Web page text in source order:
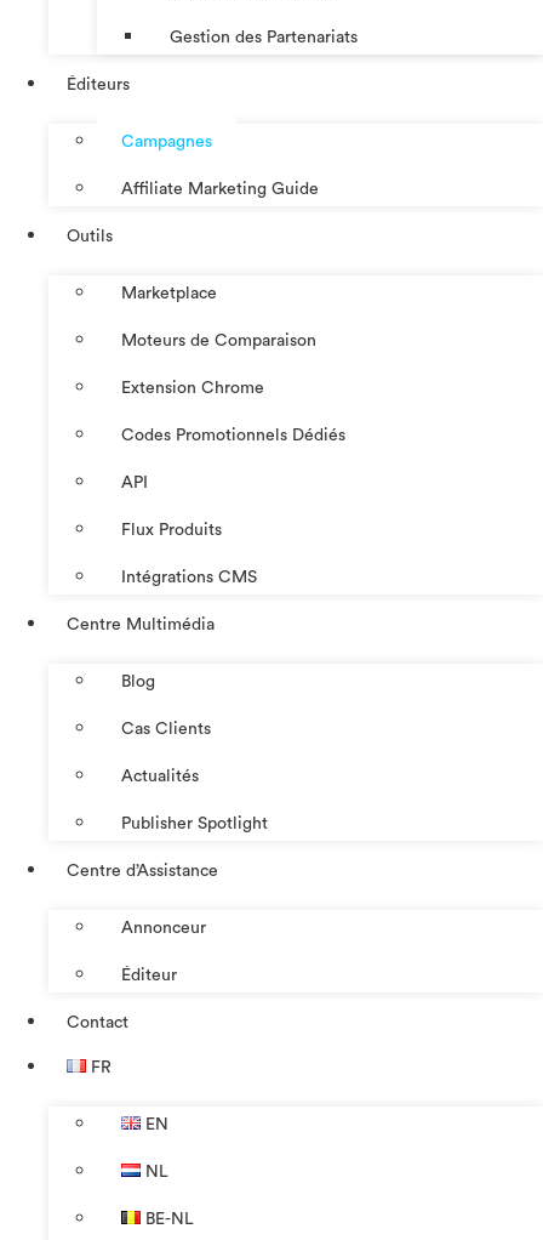
Gestion des Partenariats
Éditeurs
Campagnes
Affiliate Marketing Guide
Outils
Marketplace
Moteurs de Comparaison
Extension Chrome
Codes Promotionnels Dédiés
API
Flux Produits
Intégrations CMS
Centre Multimédia
Blog
Cas Clients
Actualités
Publisher Spotlight
Centre d’Assistance
Annonceur
Éditeur
Contact
FR
EN
NL
BE-NL